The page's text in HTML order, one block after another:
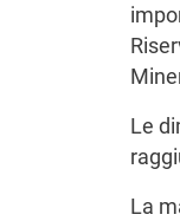
Le
La